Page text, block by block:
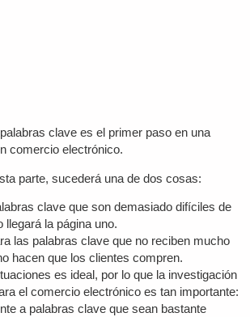
clave es el primer paso en una
comercio electrónico.
parte, sucederá una de dos cosas:
clave que son demasiado difíciles de
llegará la página uno.
las palabras clave que no reciben mucho
hacen que los clientes compren.
es ideal, por lo que la investigación
el comercio electrónico es tan importante:
a palabras clave que sean bastante